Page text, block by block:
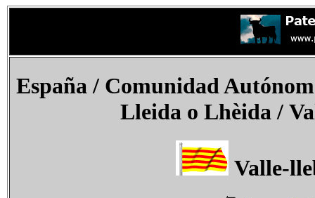
España/ Comunidad
Lleida o Lhèida /
Valle-